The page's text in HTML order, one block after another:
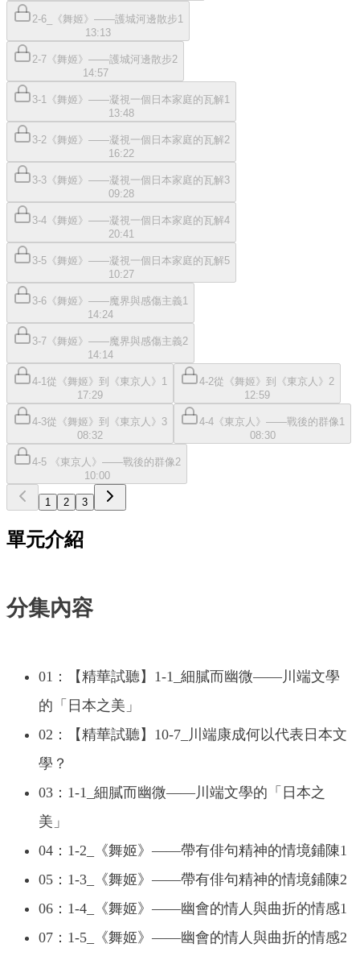
2-6_《舞姬》——護城河邊散步1
13:13
2-7《舞姬》——護城河邊散步2
14:57
3-1《舞姬》——凝視一個日本家庭的瓦解1
13:48
3-2《舞姬》——凝視一個日本家庭的瓦解2
16:22
3-3《舞姬》——凝視一個日本家庭的瓦解3
09:28
3-4《舞姬》——凝視一個日本家庭的瓦解4
20:41
3-5《舞姬》——凝視一個日本家庭的瓦解5
10:27
3-6《舞姬》——魔界與感傷主義1
14:24
3-7《舞姬》——魔界與感傷主義2
14:14
4-1從《舞姬》到《東京人》1
17:29
4-2從《舞姬》到《東京人》2
12:59
4-3從《舞姬》到《東京人》3
08:32
4-4《東京人》——戰後的群像1
08:30
4-5 《東京人》——戰後的群像2
10:00
1 2 3
單元介紹
分集內容
01：【精華試聽】1-1_細膩而幽微——川端文學
的「日本之美」
02：【精華試聽】10-7_川端康成何以代表日本文
學？
03：1-1_細膩而幽微——川端文學的「日本之
美」
04：1-2_《舞姬》——帶有俳句精神的情境鋪陳1
05：1-3_《舞姬》——帶有俳句精神的情境鋪陳2
06：1-4_《舞姬》——幽會的情人與曲折的情感1
07：1-5_《舞姬》——幽會的情人與曲折的情感2